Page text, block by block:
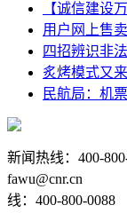
【诚信建设
用户网上售
四招辨识非
炙烤模式又
民航局：机
新闻热线：400-
fawu@cnr.cn 中
线：400-800-0088